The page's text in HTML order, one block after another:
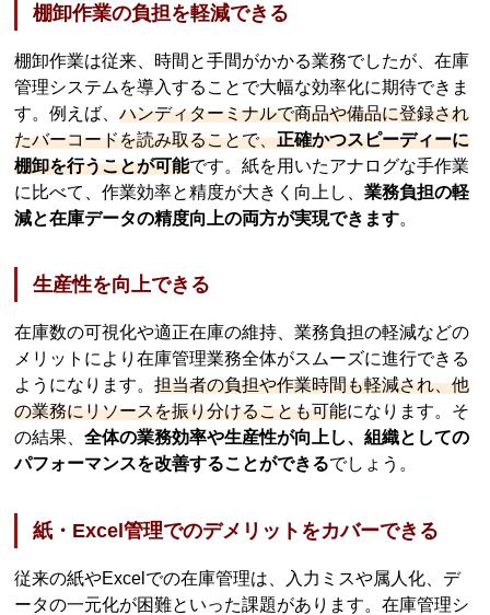
棚卸作業の負担を軽減できる
棚卸作業は従来、時間と手間がかかる業務でしたが、在庫
管理システムを導入することで大幅な効率化に期待できま
す。例えば、ハンディターミナルで商品や備品に登録され
たバーコードを読み取ることで、正確かつスピーディーに
棚卸を行うことが可能です。紙を用いたアナログな手作業
に比べて、作業効率と精度が大きく向上し、業務負担の軽
減と在庫データの精度向上の両方が実現できます。
生産性を向上できる
在庫数の可視化や適正在庫の維持、業務負担の軽減などの
メリットにより在庫管理業務全体がスムーズに進行できる
ようになります。担当者の負担や作業時間も軽減され、他
の業務にリソースを振り分けることも可能になります。そ
の結果、全体の業務効率や生産性が向上し、組織としての
パフォーマンスを改善することができるでしょう。
紙・Excel管理でのデメリットをカバーできる
従来の紙やExcelでの在庫管理は、入力ミスや属人化、デ
ータの一元化が困難といった課題があります。在庫管理シ